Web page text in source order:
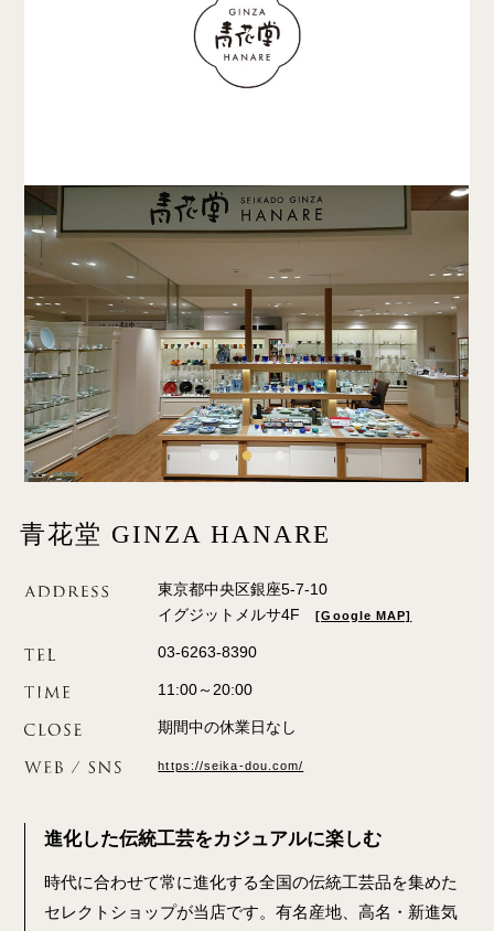
青花堂 GINZA HANARE
東京都中央区銀座5-7-10
イグジットメルサ4F[Google MAP]
03-6263-8390
11:00～20:00
期間中の休業日なし
https://seika-dou.com/
進化した伝統工芸をカジュアルに楽しむ
時代に合わせて常に進化する全国の伝統工芸品を集めた
セレクトショップが当店です。有名産地、高名・新進気